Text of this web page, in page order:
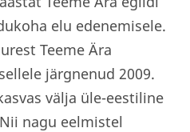
elu edenemisele.
Teeme Ära
järgnenud 2009.
välja üle-eestiline
nagu eelmistel